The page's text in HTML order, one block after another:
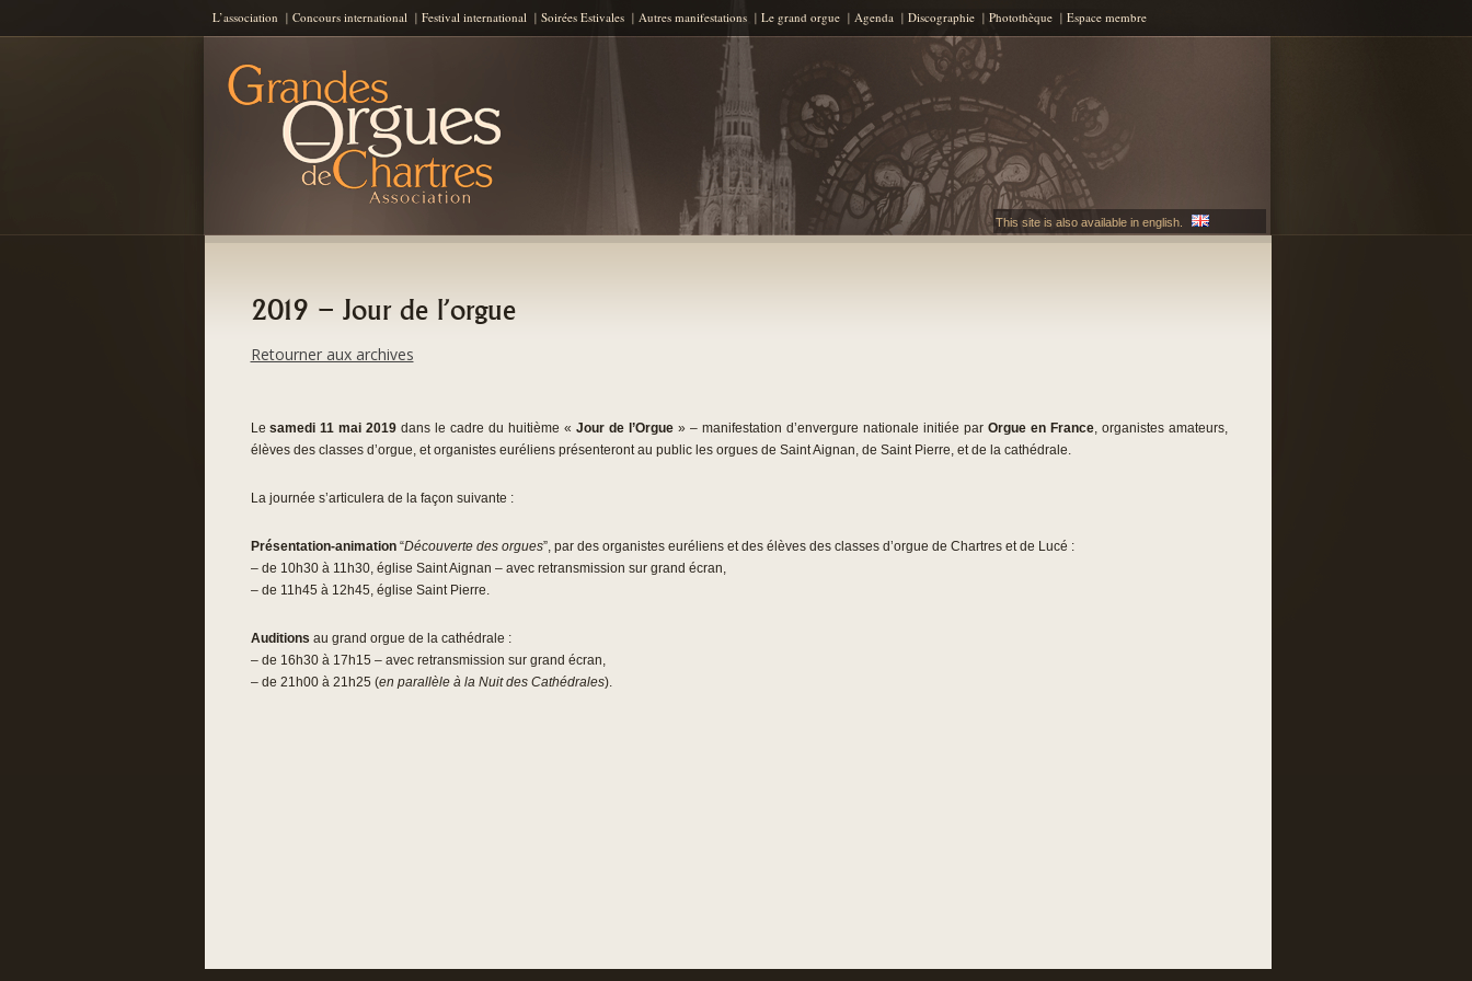
L’association Concours international Festival international Soirées Estivales Autres manifestations Le grand orgue Agenda Discographie Photothèque Espace membre
AGOC
This site is also available in english.
2019 – Jour de l’orgue
Retourner aux archives
Lesamedi 11 mai 2019 dans le cadre du huitième «Jour de l’Orgue » – manifestation d’envergure nationale initiée par Orgue en France, organistes amateurs,
élèves des classes d’orgue, et organistes euréliens présenteront au public les orgues de Saint Aignan, de Saint Pierre, et de la cathédrale.
La journée s’articulera de la façon suivante :
Présentation-animation“Découverte des orgues”, par des organistes euréliens et des élèves des classes d’orgue de Chartres et de Lucé :
– de 10h30 à 11h30, église Saint Aignan – avec retransmission sur grand écran,
– de 11h45 à 12h45, église Saint Pierre.
Auditions au grand orgue de la cathédrale :
– de 16h30 à 17h15 – avec retransmission sur grand écran,
– de 21h00 à 21h25 (en parallèle à la Nuit des Cathédrales).